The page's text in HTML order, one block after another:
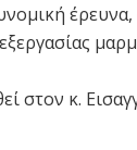
στον κ.